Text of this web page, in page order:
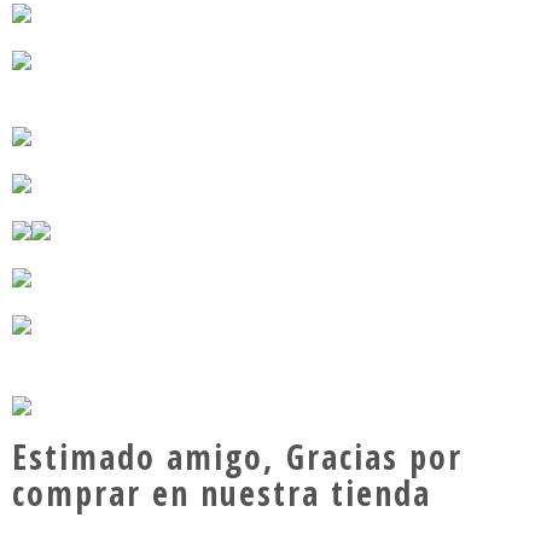
Estimado amigo, Gracias por
comprar en nuestra tienda